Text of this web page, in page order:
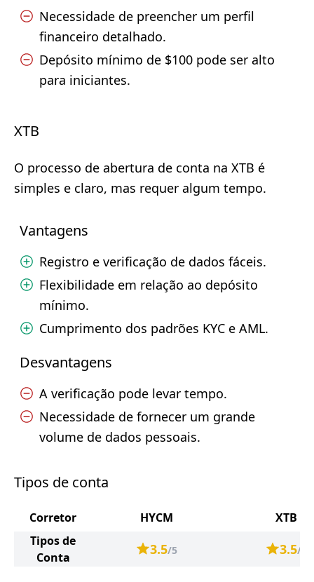
Necessidade de preencher um perfil
financeiro detalhado.
Depósito mínimo de $100 pode ser alto
para iniciantes.
XTB
O processo de abertura de conta na XTB é
simples e claro, mas requer algum tempo.
Vantagens
Registro e verificação de dados fáceis.
Flexibilidade em relação ao depósito
mínimo.
Cumprimento dos padrões KYC e AML.
Desvantagens
A verificação pode levar tempo.
Necessidade de fornecer um grande
volume de dados pessoais.
Tipos de conta
Corretor HYCM
XTB
Tipos de
Conta
3.5/5 3.5/5